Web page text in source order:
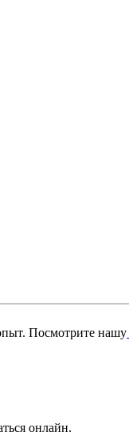
Посмотрите нашу
онлайн.